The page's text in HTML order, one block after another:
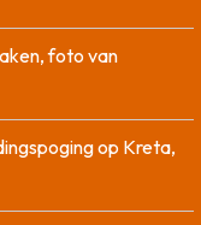
foto van
op Kreta,